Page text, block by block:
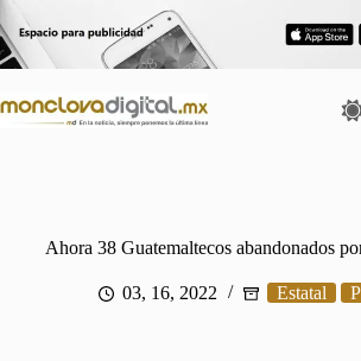
al
contenido
Ahora 38 Guatemaltecos abandonados
03, 16, 2022 Estatal